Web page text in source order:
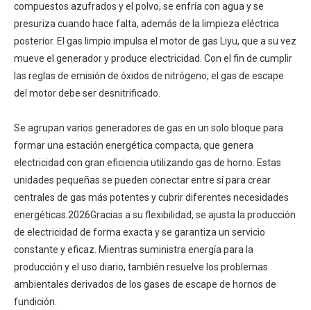
compuestos azufrados y el polvo, se enfría con agua y se
presuriza cuando hace falta, además de la limpieza eléctrica
posterior. El gas limpio impulsa el motor de gas Liyu, que a su vez
mueve el generador y produce electricidad. Con el fin de cumplir
las reglas de emisión de óxidos de nitrógeno, el gas de escape
del motor debe ser desnitrificado.
Se agrupan varios generadores de gas en un solo bloque para
formar una estación energética compacta, que genera
electricidad con gran eficiencia utilizando gas de horno. Estas
unidades pequeñas se pueden conectar entre sí para crear
centrales de gas más potentes y cubrir diferentes necesidades
energéticas. 2026Gracias a su flexibilidad, se ajusta la producción
de electricidad de forma exacta y se garantiza un servicio
constante y eficaz. Mientras suministra energía para la
producción y el uso diario, también resuelve los problemas
ambientales derivados de los gases de escape de hornos de
fundición.